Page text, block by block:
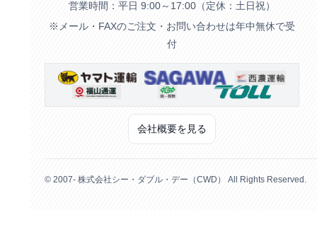
営業時間：平日 9:00～17:00（定休：土日祝）
※メール・FAXのご注文・お問い合わせは年中無休で受
付
会社概要を見る
© 2007- 株式会社シー・ダブル・デー（CWD） All Rights Reserved.